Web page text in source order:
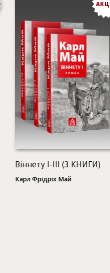
Віннету I-ІІІ (3 КНИГИ)
Карл Фрідріх Май